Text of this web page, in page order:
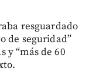
resguardado
de seguridad”
y “más de 60